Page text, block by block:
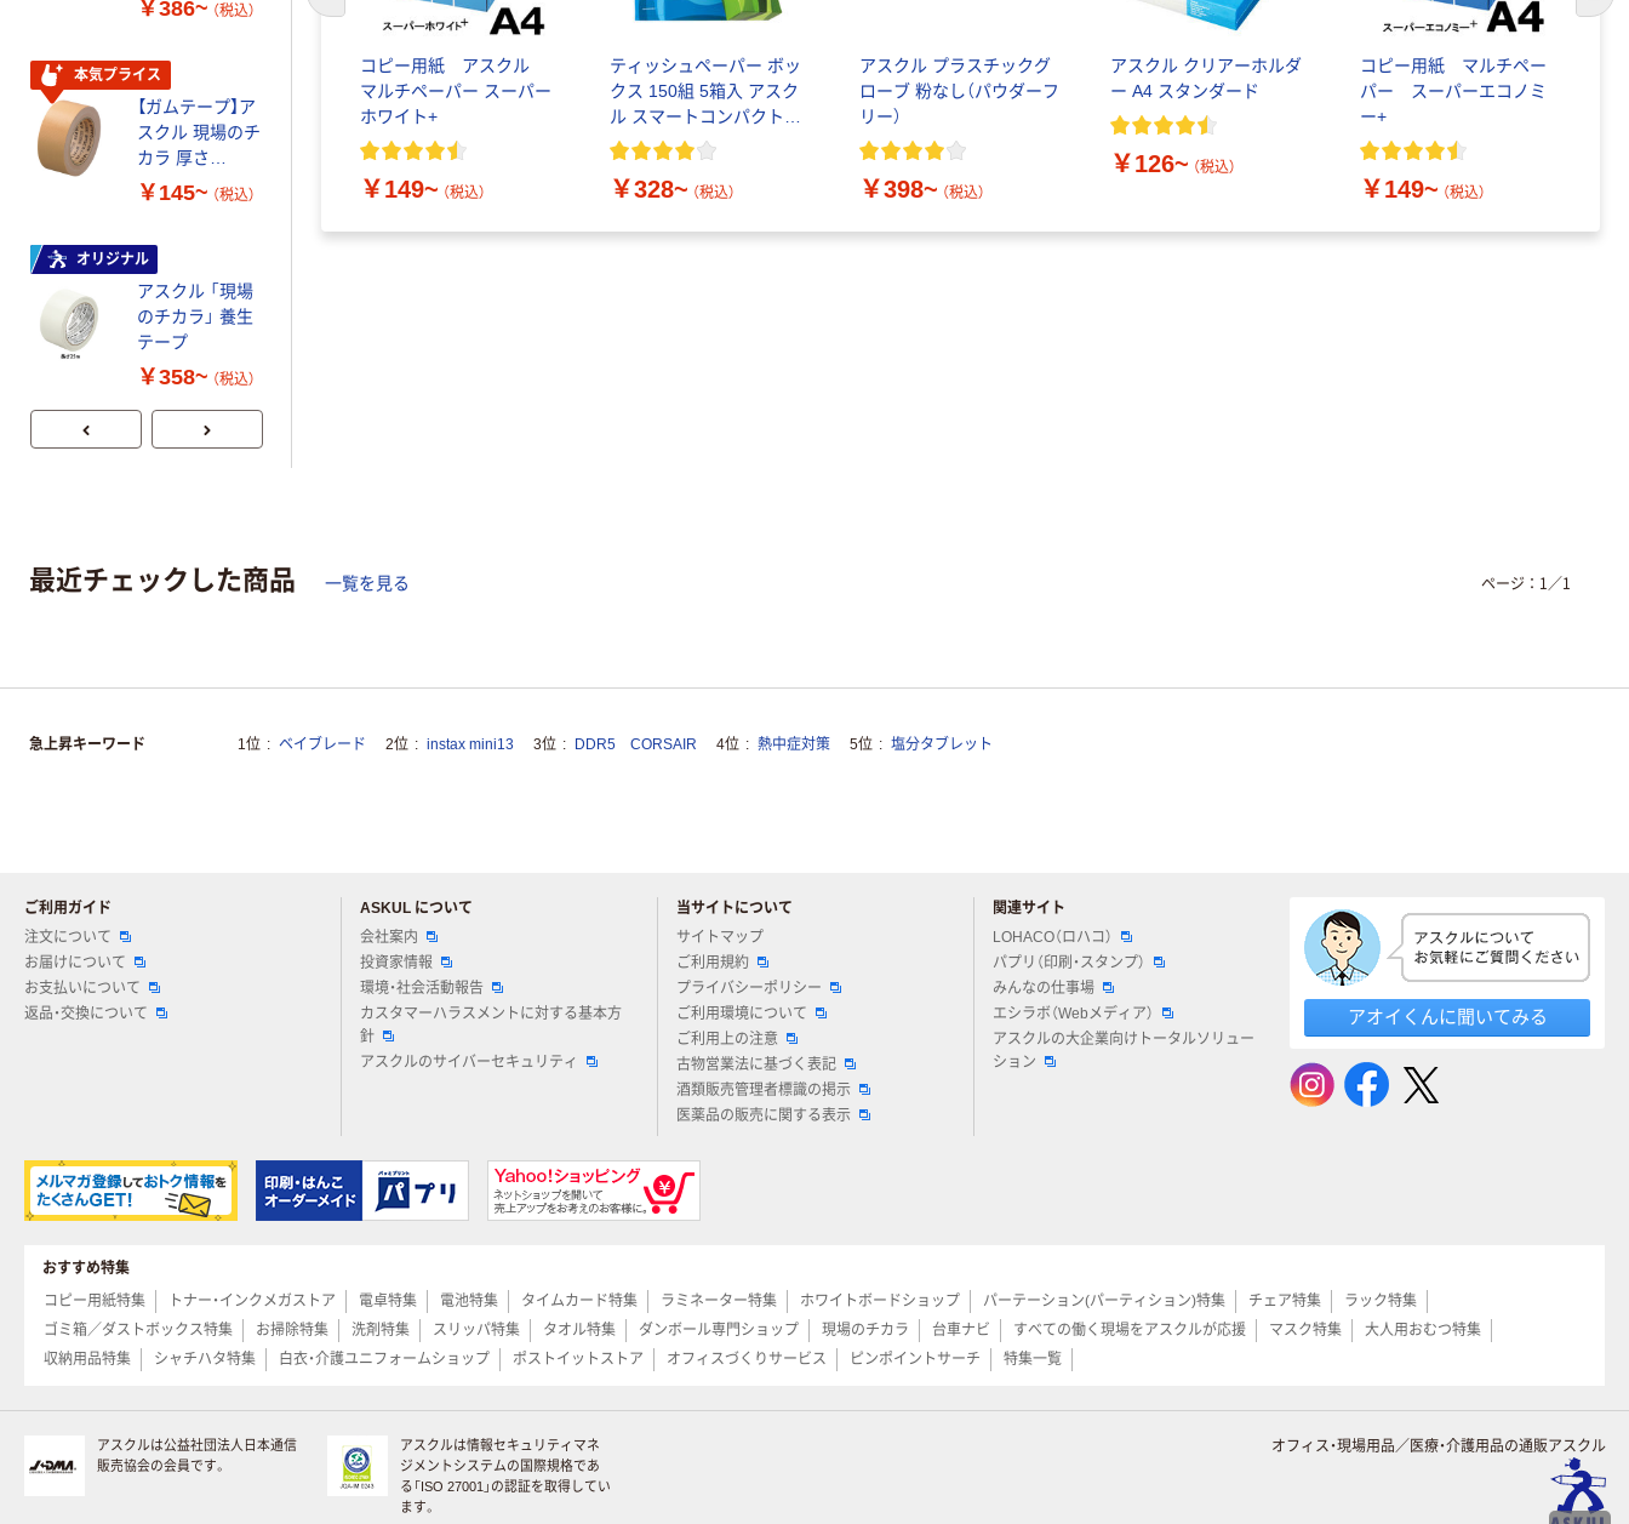
ミネ
キ
2Lラ
ティッシュペーパー ソフ
トパック レギュラーサイ
ズ 大容量 300組 3個入
アスクル PEFC認証
￥328~ （税込）
コピー用紙 アスクル
マルチペーパー スーパー
ホワイト+
￥149~ （税込）
ティッシュペーパー ボッ
クス 150組 5箱入 アスク
ル スマートコンパクト
ビビッド PEFC認証
￥328~ （税込）
アスクル プラスチックグ
ローブ 粉なし（パウダーフ
リー）
￥398~ （税込）
アスクル クリアーホルダ
ー A4 スタンダード
￥126~ （税込）
コピー用紙 マルチペー
パー スーパーエコノミ
ー+
￥149~ （税込）
前のスライドへ 次
￥386~ （税込）
本気プライス
【ガムテープ】ア
スクル 現場のチ
カラ 厚さ
0.22mm 布テー
￥145~ （税込）
オリジナル
アスクル 「現場
のチカラ」 養生
テープ
￥358~ （税込）
本気プライス
アスクル はたら
く ふせん 付箋
75×25mm
￥377~
instax mini13
12mm幅 （黒文
富士フイルム チ
ェキ専用フィル
ム INSTAX MINI
WW2
￥1,580~
本気プライス
カラ 厚さ
0.22mm 布テー
￥145~
最近チェックした商品 一覧を見る ページ： 1 ／1
急上昇キーワード 1位 ベイブレード 2位 instax mini13 3位 DDR5 CORSAIR 4位 熱中症対策 5位 塩分タブレット
ご利用ガイド
注文について
お届けについて
お支払いについて
返品・交換について
ASKUL について
会社案内
投資家情報
環境・社会活動報告
カスタマーハラスメントに対する基本方
針
アスクルのサイバーセキュリティ
当サイトについて
サイトマップ
ご利用規約
プライバシーポリシー
ご利用環境について
ご利用上の注意
古物営業法に基づく表記
酒類販売管理者標識の掲示
医薬品の販売に関する表示
関連サイト
LOHACO（ロハコ）
パプリ（印刷・スタンプ）
みんなの仕事場
エシラボ（Webメディア）
アスクルの大企業向けトータルソリュー
ション
アオイくんに聞いてみる
おすすめ特集
コピー用紙特集
トナー・インクメガストア 電卓特集 電池特集 タイムカード特集 ラミネーター特集 ホワイトボードショップ パーテーション(パーティション)特集 チェア特集
ラック特集
ゴミ箱／ダストボックス特集
お掃除特集 洗剤特集 スリッパ特集 タオル特集 ダンボール専門ショップ 現場のチカラ 台車ナビ すべての働く現場をアスクルが応援 マスク特集
大人用おむつ特集
収納用品特集
シャチハタ特集 白衣・介護ユニフォームショップ ポストイットストア オフィスづくりサービス ピンポイントサーチ 特集一覧
アスクルは公益社団法人日本通信
販売協会の会員です。
アスクルは情報セキュリティマネ
ジメントシステムの国際規格であ
る「ISO 27001」の認証を取得してい
ます。
オフィス・現場用品／医療・介護用品の通販アスクル